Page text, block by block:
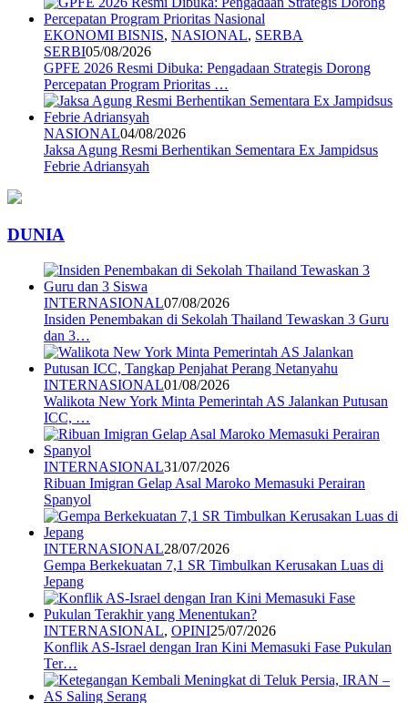
EKONOMI BISNIS, NASIONAL, SERBA
SERBI05/08/2026
GPFE 2026 Resmi Dibuka: Pengadaan Strategis Dorong
Percepatan Program Prioritas …
NASIONAL04/08/2026
Jaksa Agung Resmi Berhentikan Sementara Ex Jampidsus
Febrie Adriansyah
DUNIA
INTERNASIONAL07/08/2026
Insiden Penembakan di Sekolah Thailand Tewaskan 3 Guru
dan 3…
INTERNASIONAL01/08/2026
Walikota New York Minta Pemerintah AS Jalankan Putusan
ICC, …
INTERNASIONAL31/07/2026
Ribuan Imigran Gelap Asal Maroko Memasuki Perairan
Spanyol
INTERNASIONAL28/07/2026
Gempa Berkekuatan 7,1 SR Timbulkan Kerusakan Luas di
Jepang
INTERNASIONAL, OPINI25/07/2026
Konflik AS-Israel dengan Iran Kini Memasuki Fase Pukulan
Ter…